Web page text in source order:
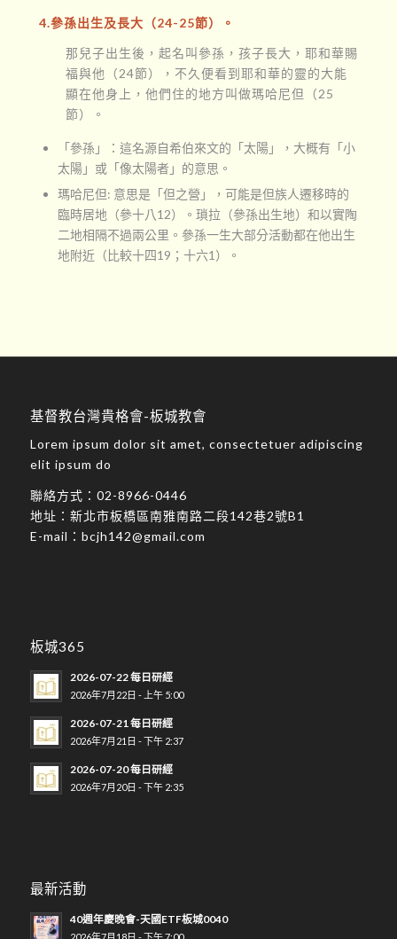
4.參孫出生及長大（24-25節）。
那兒子出生後，起名叫參孫，孩子長大，耶和華賜
福與他（24節），不久便看到耶和華的靈的大能
顯在他身上，他們住的地方叫做瑪哈尼但（25
節）。
「參孫」：這名源自希伯來文的「太陽」，大概有「小
太陽」或「像太陽者」的意思。
瑪哈尼但: 意思是「但之營」，可能是但族人遷移時的
臨時居地（參十八12）。瑣拉（參孫出生地）和以實陶
二地相隔不過兩公里。參孫一生大部分活動都在他出生
地附近（比較十四19；十六1）。
基督教台灣貴格會-板城教會
Lorem ipsum dolor sit amet, consectetuer adipiscing
elit ipsum do
聯絡方式： 02-8966-0446
地址： 新北市板橋區南雅南路二段142巷2號B1
E-mail： bcjh142@gmail.com
板城365
2026-07-22 每日研經
2026年7月22日 - 上午 5:00
2026-07-21 每日研經
2026年7月21日 - 下午 2:37
2026-07-20 每日研經
2026年7月20日 - 下午 2:35
最新活動
40週年慶晚會-天國ETF板城0040